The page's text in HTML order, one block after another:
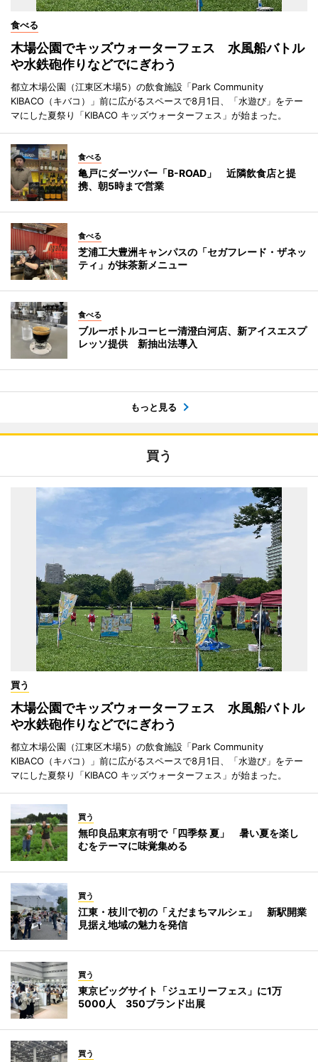
食べる
木場公園でキッズウォーターフェス 水風船バトル
や水鉄砲作りなどでにぎわう
都立木場公園（江東区木場5）の飲食施設「Park Community
KIBACO（キバコ）」前に広がるスペースで8月1日、「水遊び」をテー
マにした夏祭り「KIBACO キッズウォーターフェス」が始まった。
食べる
亀戸にダーツバー「B-ROAD」 近隣飲食店と提
携、朝5時まで営業
食べる
芝浦工大豊洲キャンパスの「セガフレード・ザネッ
ティ」が抹茶新メニュー
食べる
ブルーボトルコーヒー清澄白河店、新アイスエスプ
レッソ提供 新抽出法導入
もっと見る
買う
買う
木場公園でキッズウォーターフェス 水風船バトル
や水鉄砲作りなどでにぎわう
都立木場公園（江東区木場5）の飲食施設「Park Community
KIBACO（キバコ）」前に広がるスペースで8月1日、「水遊び」をテー
マにした夏祭り「KIBACO キッズウォーターフェス」が始まった。
買う
無印良品東京有明で「四季祭 夏」 暑い夏を楽し
むをテーマに味覚集める
買う
江東・枝川で初の「えだまちマルシェ」 新駅開業
見据え地域の魅力を発信
買う
東京ビッグサイト「ジュエリーフェス」に1万
5000人 350ブランド出展
買う